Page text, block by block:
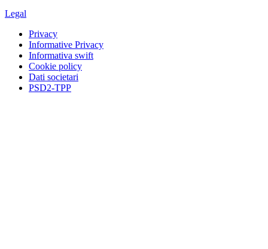
Legal
Privacy
Informative Privacy
Informativa swift
Cookie policy
Dati societari
PSD2-TPP